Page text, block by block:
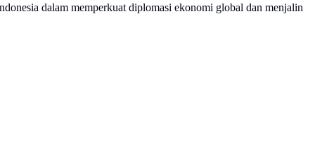
dalam memperkuat diplomasi ekonomi global dan menjalin